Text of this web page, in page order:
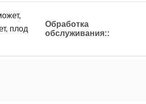
плод
Обработка
обслуживания::